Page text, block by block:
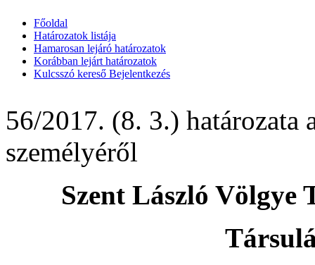
Főoldal
Határozatok listája
Hamarosan lejáró határozatok
Korábban lejárt határozatok
Kulcsszó kereső Bejelentkezés
56/2017. (8. 3.)
személyéről
Szent László Völgye